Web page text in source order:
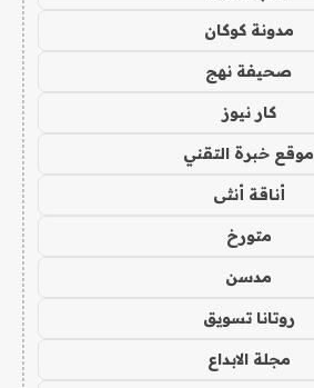
مدونة كوكان
صحيفة نهج
كار نيوز
موقع خبرة التقني
أناقة أنثى
متورخ
مدسن
روتانا تسويق
مجلة الابداع